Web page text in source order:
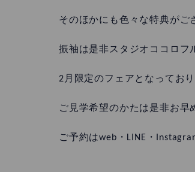
そのほかにも色々な特典がご
振袖は是非スタジオココロフ
2月限定のフェアとなってお
ご見学希望のかたは是非お
ご予約はweb・LINE・